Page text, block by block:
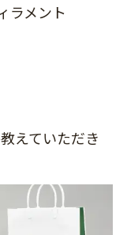
ラメント
えていただき